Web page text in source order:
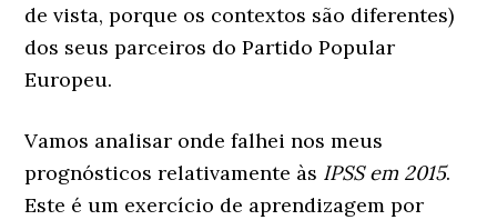
de vista, porque os contextos são diferentes)
dos seus parceiros do Partido Popular
Europeu.
Vamos analisar onde falhei nos meus
prognósticos relativamente às IPSS em 2015.
Este é um exercício de aprendizagem por